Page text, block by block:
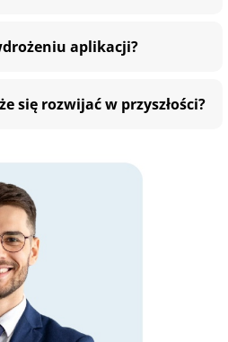
aplikacji?
się rozwijać w przyszłości?